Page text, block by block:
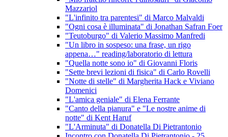
Mazzariol
"L'infinito tra parentesi" di Marco Malvaldi
"Ogni cosa è illuminata" di Jonathan Safran Foer
"Teutoburgo" di Valerio Massimo Manfredi
"Un libro in sospeso: una frase, un rigo
appena…" reading/laboratorio di lettura
"Quella notte sono io" di Giovanni Floris
"Sette brevi lezioni di fisica" di Carlo Rovelli
"Notte di stelle" di Margherita Hack e Viviano
Domenici
"L'amica geniale" di Elena Ferrante
"Canto della pianura" e "Le nostre anime di
notte" di Kent Haruf
"L'Arminuta" di Donatella Di Pietrantonio